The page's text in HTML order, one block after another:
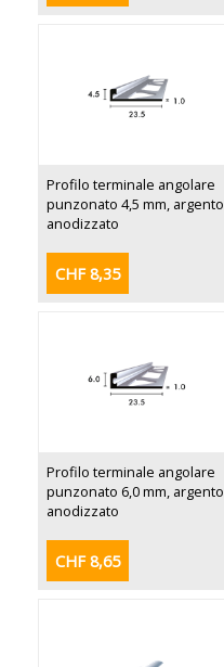
Profilo terminale angolare
punzonato 4,5 mm, argento
anodizzato
CHF 8,35
Profilo terminale angolare
punzonato 6,0 mm, argento
anodizzato
CHF 8,65